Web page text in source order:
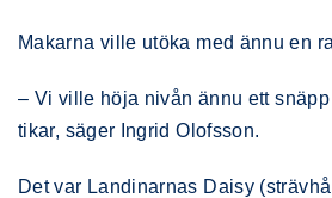
Makarna ville utöka med ännu en
– Vi ville höja nivån ännu ett
tikar, säger Ingrid Olofsson.
Det var Landinarnas Daisy